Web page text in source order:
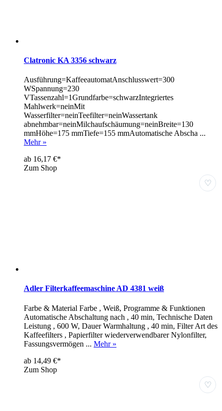
Clatronic KA 3356 schwarz
Ausführung=KaffeeautomatAnschlusswert=300
WSpannung=230
VTassenzahl=1Grundfarbe=schwarzIntegriertes
Mahlwerk=neinMit
Wasserfilter=neinTeefilter=neinWassertank
abnehmbar=neinMilchaufschäumung=neinBreite=130
mmHöhe=175 mmTiefe=155 mmAutomatische Abscha ...
Mehr »
ab 16,17 €*
Zum Shop
♡
Adler Filterkaffeemaschine AD 4381 weiß
Farbe & Material Farbe , Weiß, Programme & Funktionen
Automatische Abschaltung nach , 40 min, Technische Daten
Leistung , 600 W, Dauer Warmhaltung , 40 min, Filter Art des
Kaffeefilters , Papierfilter wiederverwendbarer Nylonfilter,
Fassungsvermögen ... Mehr »
ab 14,49 €*
Zum Shop
♡